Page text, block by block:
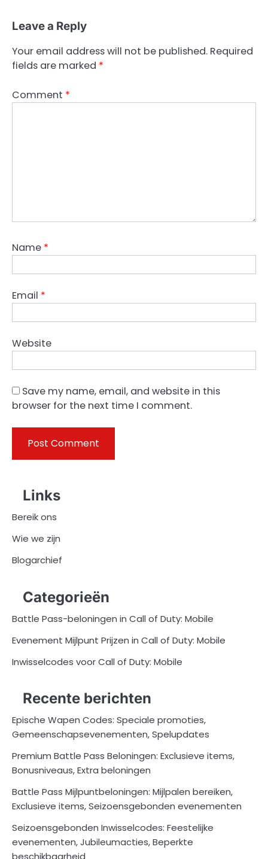
Leave a Reply
Your email address will not be published. Required
fields are marked *
Comment *
Name *
Email *
Website
Save my name, email, and website in this
browser for the next time I comment.
Links
Bereik ons
Wie we zijn
Blogarchief
Categorieën
Battle Pass-beloningen in Call of Duty: Mobile
Evenement Mijlpunt Prijzen in Call of Duty: Mobile
Inwisselcodes voor Call of Duty: Mobile
Recente berichten
Epische Wapen Codes: Speciale promoties,
Gemeenschapsevenementen, Spelupdates
Premium Battle Pass Beloningen: Exclusieve items,
Bonusniveaus, Extra beloningen
Battle Pass Mijlpuntbeloningen: Mijlpalen bereiken,
Exclusieve items, Seizoensgebonden evenementen
Seizoensgebonden Inwisselcodes: Feestelijke
evenementen, Jubileumacties, Beperkte